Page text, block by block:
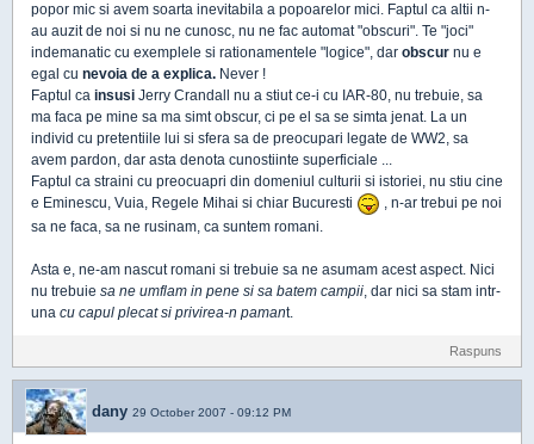
popor mic si avem soarta inevitabila a popoarelor mici. Faptul ca altii n-
au auzit de noi si nu ne cunosc, nu ne fac automat "obscuri". Te "joci"
indemanatic cu exemplele si rationamentele "logice", dar obscur nu e
egal cu nevoia de a explica. Never !
Faptul ca insusi Jerry Crandall nu a stiut ce-i cu IAR-80, nu trebuie, sa
ma faca pe mine sa ma simt obscur, ci pe el sa se simta jenat. La un
individ cu pretentiile lui si sfera sa de preocupari legate de WW2, sa
avem pardon, dar asta denota cunostiinte superficiale ...
Faptul ca straini cu preocuapri din domeniul culturii si istoriei, nu stiu cine
e Eminescu, Vuia, Regele Mihai si chiar Bucuresti
, n-ar trebui pe noi
sa ne faca, sa ne rusinam, ca suntem romani.
Asta e, ne-am nascut romani si trebuie sa ne asumam acest aspect. Nici
nu trebuie sa ne umflam in pene si sa batem campii, dar nici sa stam intr-
una cu capul plecat si privirea-n pamant.
Raspuns
dany 29 October 2007 - 09:12 PM